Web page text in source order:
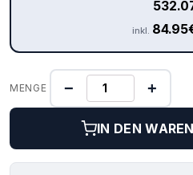
inkl. 84.95
MENGE − +
IN DEN